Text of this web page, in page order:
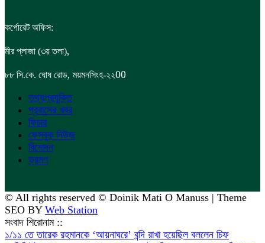
কর্পোরেট অফিস:
মীর প্লাজা (৩য় তলা),
৮৮ সি.কে. ঘোষ রোড, ময়মনসিংহ-২২00
তথ্যপ্রযুক্তি
প্রবাসের খবর
ফিচার
ফেসবুক নিউজ
বিনোদন
ভ্রমণ
© All rights reserved © Doinik Mati O Manuss | Theme
SEO BY Web Station
সংবাদ শিরোনাম ::
১/১১ তে তারেক রহমানকে ‘আয়নাঘরে’ বন্দি রাখা হয়েছিল বললেন চিফ